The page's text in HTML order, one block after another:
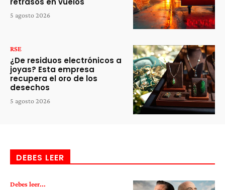
5 agosto 2026
RSE
¿De residuos electrónicos a
joyas? Esta empresa
recupera el oro de los
desechos
5 agosto 2026
DEBES LEER
Debes leer...